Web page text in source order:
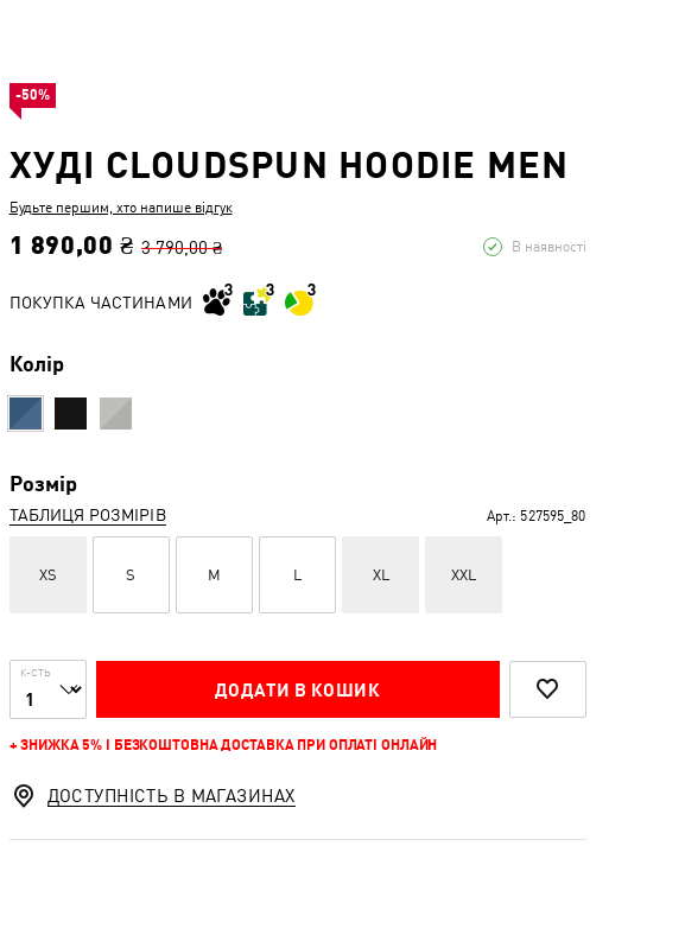
ХУДІ CLOUDSPUN HOODIE MEN
Будьте першим, хто напише відгук
1 890,00 ₴ 3 790,00 ₴ В наявності
ПОКУПКА ЧАСТИНАМИ
Колір
Розмір
ТАБЛИЦЯ РОЗМІРІВ Арт.: 527595_80
XS S M L XL XXL
К-СТЬ
ДОДАТИ В КОШИК
+ ЗНИЖКА 5% І БЕЗКОШТОВНА ДОСТАВКА ПРИ ОПЛАТІ ОНЛАЙН
-50%
ДОСТУПНІСТЬ В МАГАЗИНАХ